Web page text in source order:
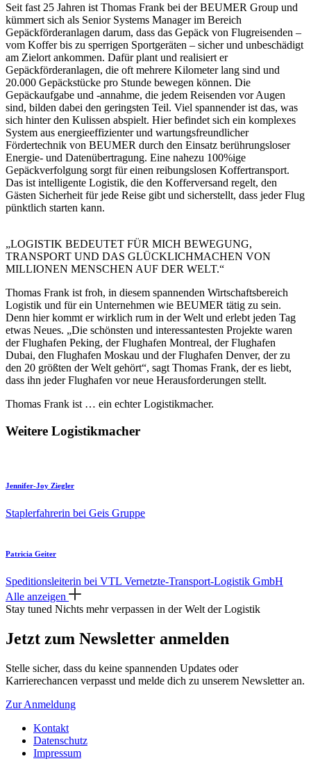
Seit fast 25 Jahren ist Thomas Frank bei der BEUMER Group und
kümmert sich als Senior Systems Manager im Bereich
Gepäckförderanlagen darum, dass das Gepäck von Flugreisenden –
vom Koffer bis zu sperrigen Sportgeräten – sicher und unbeschädigt
am Zielort ankommen. Dafür plant und realisiert er
Gepäckförderanlagen, die oft mehrere Kilometer lang sind und
20.000 Gepäckstücke pro Stunde bewegen können. Die
Gepäckaufgabe und -annahme, die jedem Reisenden vor Augen
sind, bilden dabei den geringsten Teil. Viel spannender ist das, was
sich hinter den Kulissen abspielt. Hier befindet sich ein komplexes
System aus energieeffizienter und wartungsfreundlicher
Fördertechnik von BEUMER durch den Einsatz berührungsloser
Energie- und Datenübertragung. Eine nahezu 100%ige
Gepäckverfolgung sorgt für einen reibungslosen Koffertransport.
Das ist intelligente Logistik, die den Kofferversand regelt, den
Gästen Sicherheit für jede Reise gibt und sicherstellt, dass jeder Flug
pünktlich starten kann.
„LOGISTIK BEDEUTET FÜR MICH BEWEGUNG,
TRANSPORT UND DAS GLÜCKLICHMACHEN VON
MILLIONEN MENSCHEN AUF DER WELT.“
Thomas Frank ist froh, in diesem spannenden Wirtschaftsbereich
Logistik und für ein Unternehmen wie BEUMER tätig zu sein.
Denn hier kommt er wirklich rum in der Welt und erlebt jeden Tag
etwas Neues. „Die schönsten und interessantesten Projekte waren
der Flughafen Peking, der Flughafen Montreal, der Flughafen
Dubai, den Flughafen Moskau und der Flughafen Denver, der zu
den 20 größten der Welt gehört“, sagt Thomas Frank, der es liebt,
dass ihn jeder Flughafen vor neue Herausforderungen stellt.
Thomas Frank ist … ein echter Logistikmacher.
Weitere Logistikmacher
Jennifer-Joy Ziegler
Staplerfahrerin bei Geis Gruppe
Patricia Geiter
Speditionsleiterin bei VTL Vernetzte-Transport-Logistik GmbH
Alle anzeigen
Stay tuned Nichts mehr verpassen in der Welt der Logistik
Jetzt zum Newsletter anmelden
Stelle sicher, dass du keine spannenden Updates oder
Karrierechancen verpasst und melde dich zu unserem Newsletter an.
Zur Anmeldung
Kontakt
Datenschutz
Impressum